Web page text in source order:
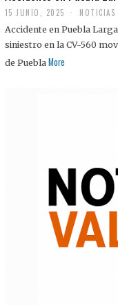
15 JUNIO, 2025 NOTICIAS
Accidente en Puebla
siniestro en la CV-560
de Puebla More